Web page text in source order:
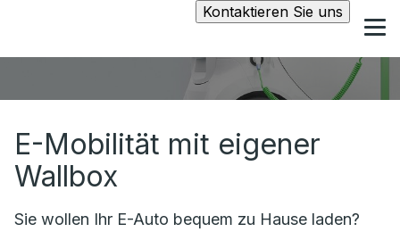
Kontaktieren Sie uns
E-Mobilität mit eigener
Wallbox
Sie wollen Ihr E-Auto bequem zu Hause laden?